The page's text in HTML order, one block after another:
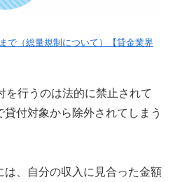
で（総量規制について）【貸金業界
を行うのは法的に禁止されて
付対象から除外されてしまう
、自分の収入に見合った金額